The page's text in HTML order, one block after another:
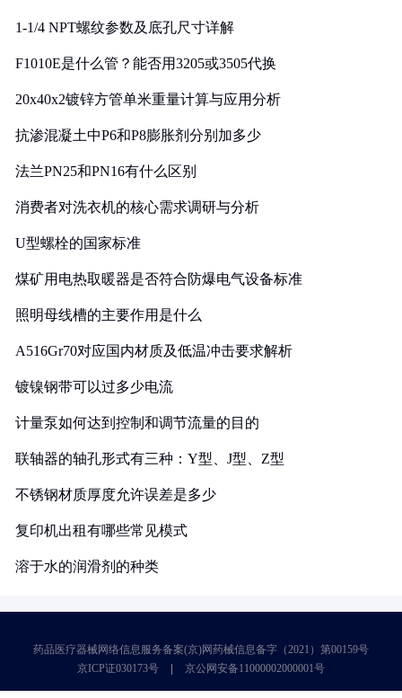
1-1/4 NPT螺纹参数及底孔尺寸详解
F1010E是什么管？能否用3205或3505代换
20x40x2镀锌方管单米重量计算与应用分析
抗渗混凝土中P6和P8膨胀剂分别加多少
法兰PN25和PN16有什么区别
消费者对洗衣机的核心需求调研与分析
U型螺栓的国家标准
煤矿用电热取暖器是否符合防爆电气设备标准
照明母线槽的主要作用是什么
A516Gr70对应国内材质及低温冲击要求解析
镀镍钢带可以过多少电流
计量泵如何达到控制和调节流量的目的
联轴器的轴孔形式有三种：Y型、J型、Z型
不锈钢材质厚度允许误差是多少
复印机出租有哪些常见模式
溶于水的润滑剂的种类
药品医疗器械网络信息服务备案(京)网药械信息备字（2021）第00159号
京ICP证030173号
京公网安备11000002000001号